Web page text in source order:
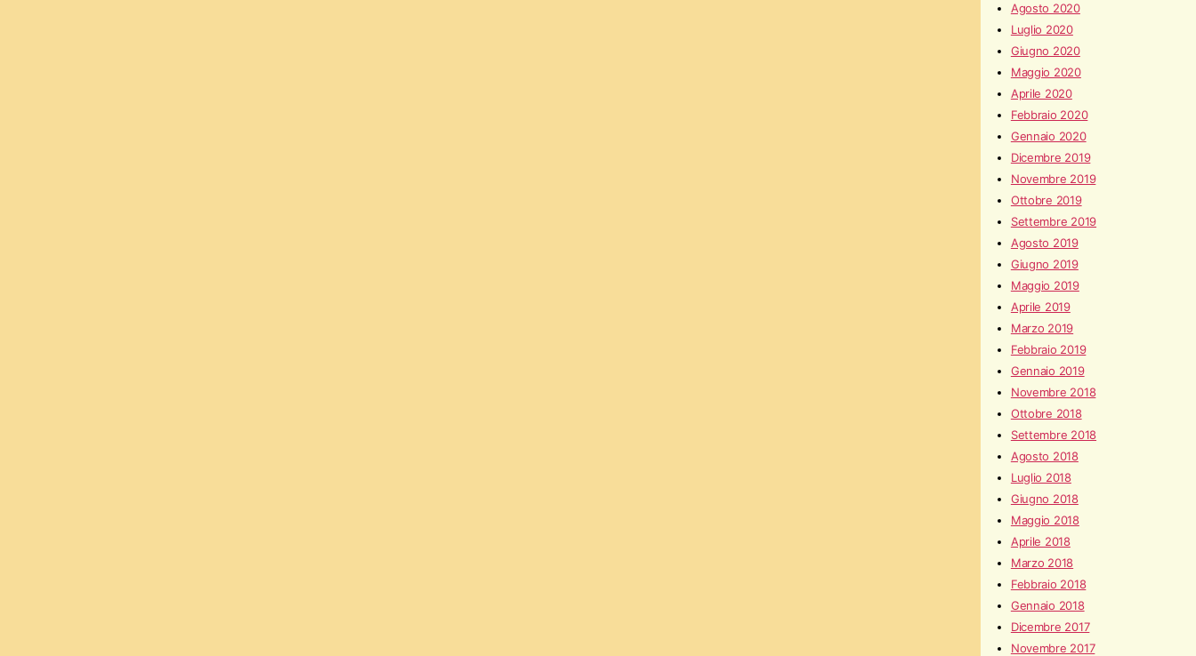
Agosto 2020
Luglio 2020
Giugno 2020
Maggio 2020
Aprile 2020
Febbraio 2020
Gennaio 2020
Dicembre 2019
Novembre 2019
Ottobre 2019
Settembre 2019
Agosto 2019
Giugno 2019
Maggio 2019
Aprile 2019
Marzo 2019
Febbraio 2019
Gennaio 2019
Novembre 2018
Ottobre 2018
Settembre 2018
Agosto 2018
Luglio 2018
Giugno 2018
Maggio 2018
Aprile 2018
Marzo 2018
Febbraio 2018
Gennaio 2018
Dicembre 2017
Novembre 2017